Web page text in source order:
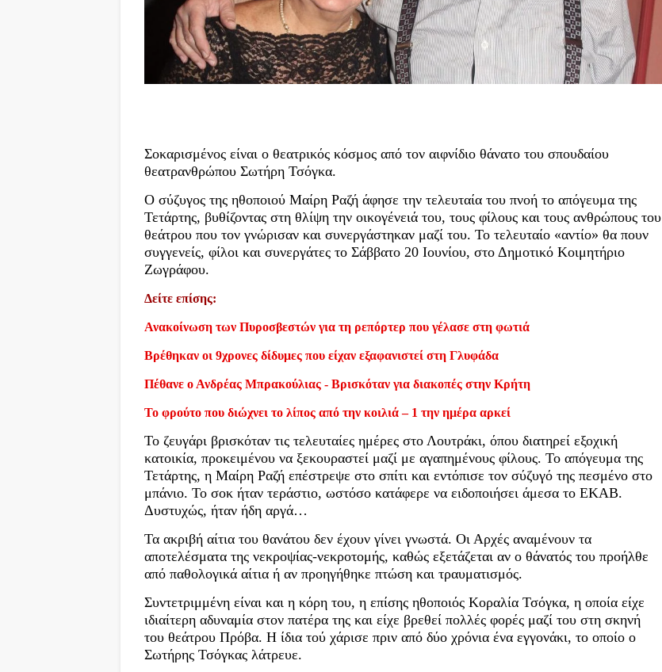
Σοκαρισμένος είναι ο θεατρικός κόσμος από τον αιφνίδιο θάνατο του σπουδαίου
θεατρανθρώπου Σωτήρη Τσόγκα.
Ο σύζυγος της ηθοποιού Μαίρη Ραζή άφησε την τελευταία του πνοή το απόγευμα της
Τετάρτης, βυθίζοντας στη θλίψη την οικογένειά του, τους φίλους και τους ανθρώπους του
θεάτρου που τον γνώρισαν και συνεργάστηκαν μαζί του. Το τελευταίο «αντίο» θα πουν
συγγενείς, φίλοι και συνεργάτες το Σάββατο 20 Ιουνίου, στο Δημοτικό Κοιμητήριο
Ζωγράφου.
Δείτε επίσης:
Ανακοίνωση των Πυροσβεστών για τη ρεπόρτερ που γέλασε στη φωτιά
Βρέθηκαν οι 9χρονες δίδυμες που είχαν εξαφανιστεί στη Γλυφάδα
Πέθανε ο Ανδρέας Μπρακούλιας - Βρισκόταν για διακοπές στην Κρήτη
Το φρούτο που διώχνει το λίπος από την κοιλιά – 1 την ημέρα αρκεί
Το ζευγάρι βρισκόταν τις τελευταίες ημέρες στο Λουτράκι, όπου διατηρεί εξοχική
κατοικία, προκειμένου να ξεκουραστεί μαζί με αγαπημένους φίλους. Το απόγευμα της
Τετάρτης, η Μαίρη Ραζή επέστρεψε στο σπίτι και εντόπισε τον σύζυγό της πεσμένο στο
μπάνιο. Το σοκ ήταν τεράστιο, ωστόσο κατάφερε να ειδοποιήσει άμεσα το ΕΚΑΒ.
Δυστυχώς, ήταν ήδη αργά…
Τα ακριβή αίτια του θανάτου δεν έχουν γίνει γνωστά. Οι Αρχές αναμένουν τα
αποτελέσματα της νεκροψίας-νεκροτομής, καθώς εξετάζεται αν ο θάνατός του προήλθε
από παθολογικά αίτια ή αν προηγήθηκε πτώση και τραυματισμός.
Συντετριμμένη είναι και η κόρη του, η επίσης ηθοποιός Κοραλία Τσόγκα, η οποία είχε
ιδιαίτερη αδυναμία στον πατέρα της και είχε βρεθεί πολλές φορές μαζί του στη σκηνή
του θεάτρου Πρόβα. Η ίδια τού χάρισε πριν από δύο χρόνια ένα εγγονάκι, το οποίο ο
Σωτήρης Τσόγκας λάτρευε.